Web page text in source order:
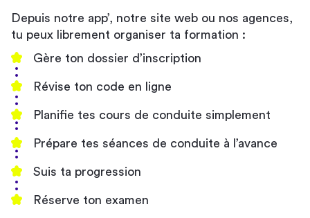
Depuis notre app’, notre site web ou nos agences,
tu peux librement organiser ta formation :
Gère ton dossier d’inscription
Révise ton code en ligne
Planifie tes cours de conduite simplement
Prépare tes séances de conduite à l’avance
Suis ta progression
Réserve ton examen